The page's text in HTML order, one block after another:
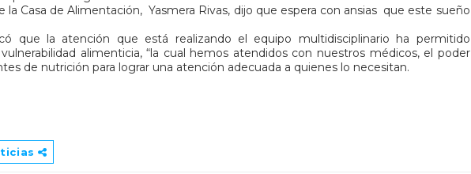
la Casa de Alimentación, Yasmera Rivas, dijo que espera con ansias que este sueño
que la atención que está realizando el equipo multidisciplinario ha permitido
alimenticia, “la cual hemos atendidos con nuestros médicos, el poder
de nutrición para lograr una atención adecuada a quienes lo necesitan.